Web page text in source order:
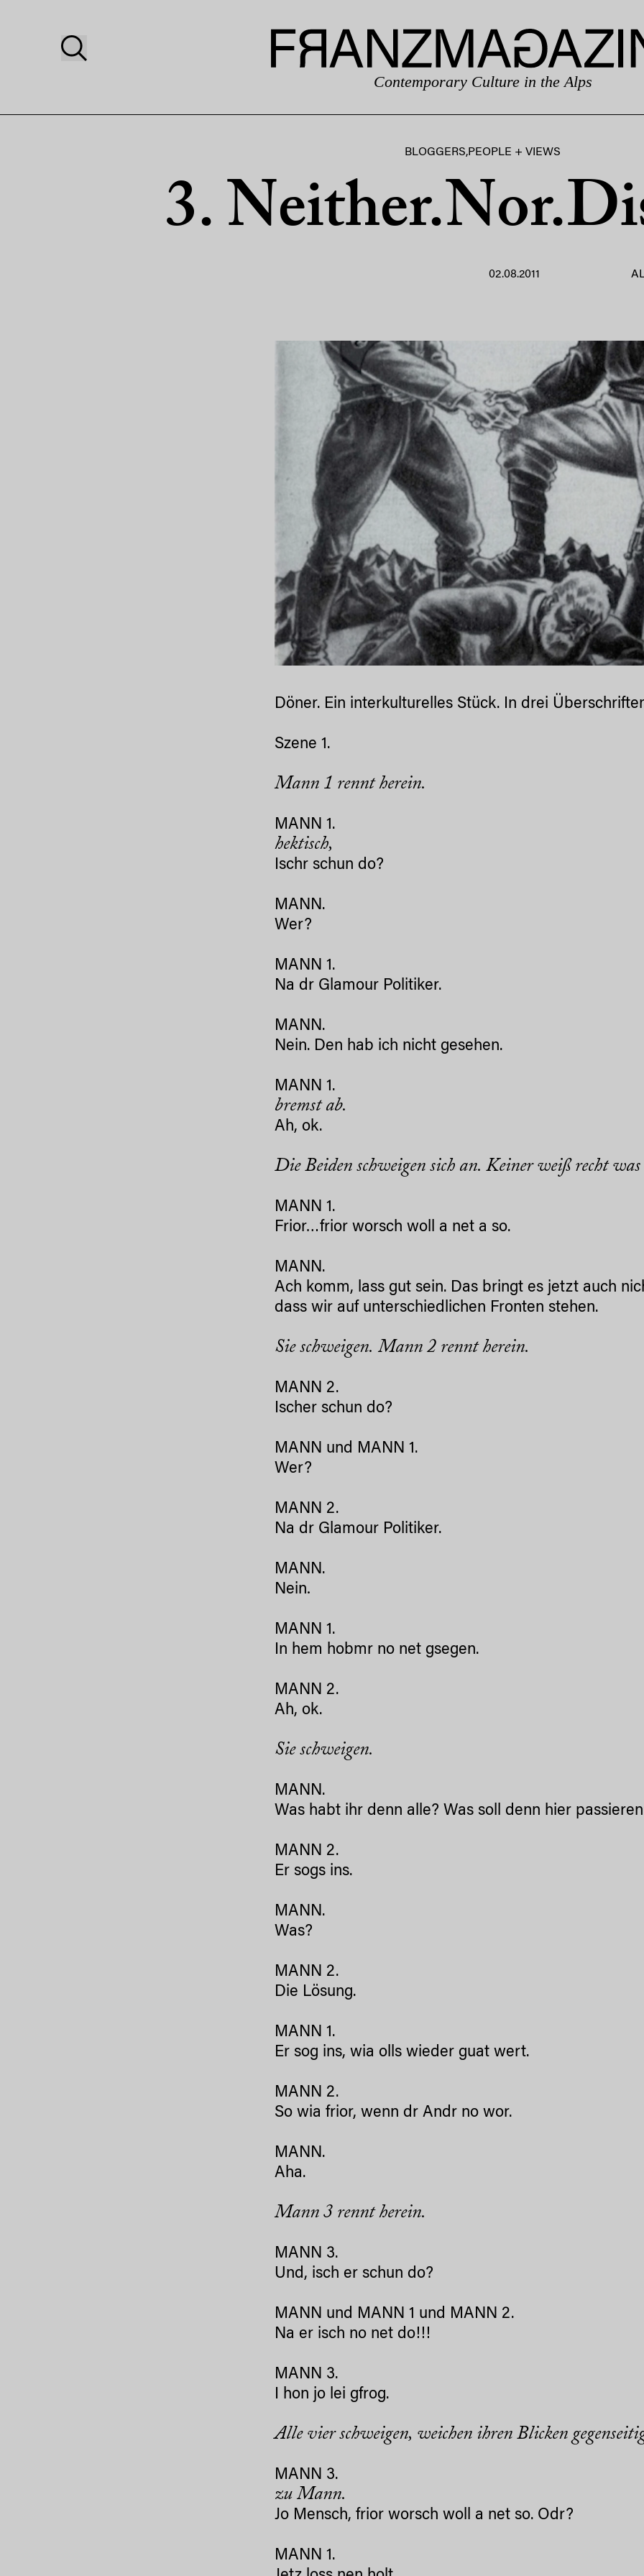
Contemporary Culture in the Alps
BLOGGERS,PEOPLE + VIEWS
3.
02.08.2011
Döner. Ein interkulturelles Stück. In drei
Szene 1.
Mann 1 rennt herein.
MANN 1.
hektisch,
Ischr schun do?
MANN.
Wer?
MANN 1.
Na dr Glamour Politiker.
MANN.
Nein. Den hab ich nicht gesehen.
MANN 1.
bremst ab.
Ah, ok.
Die Beiden schweigen sich an. Keiner weiß recht was
MANN 1.
Frior…frior worsch woll a net a so.
MANN.
Ach komm, lass gut sein. Das bringt es jetzt auch
dass wir auf unterschiedlichen Fronten stehen.
Sie schweigen. Mann 2 rennt herein.
MANN 2.
Ischer schun do?
MANN und MANN 1.
Wer?
MANN 2.
Na dr Glamour Politiker.
MANN.
Nein.
MANN 1.
In hem hobmr no net gsegen.
MANN 2.
Ah, ok.
Sie schweigen.
MANN.
Was habt ihr denn alle? Was soll denn hier
MANN 2.
Er sogs ins.
MANN.
Was?
MANN 2.
Die Lösung.
MANN 1.
Er sog ins, wia olls wieder guat wert.
MANN 2.
So wia frior, wenn dr Andr no wor.
MANN.
Aha.
Mann 3 rennt herein.
MANN 3.
Und, isch er schun do?
MANN und MANN 1 und MANN 2.
Na er isch no net do!!!
MANN 3.
I hon jo lei gfrog.
Alle vier schweigen, weichen ihren Blicken
MANN 3.
zu Mann.
Jo Mensch, frior worsch woll a net so. Odr?
MANN 1.